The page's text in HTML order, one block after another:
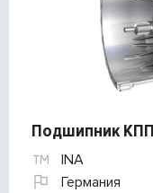
Подшипник
INA
Германия